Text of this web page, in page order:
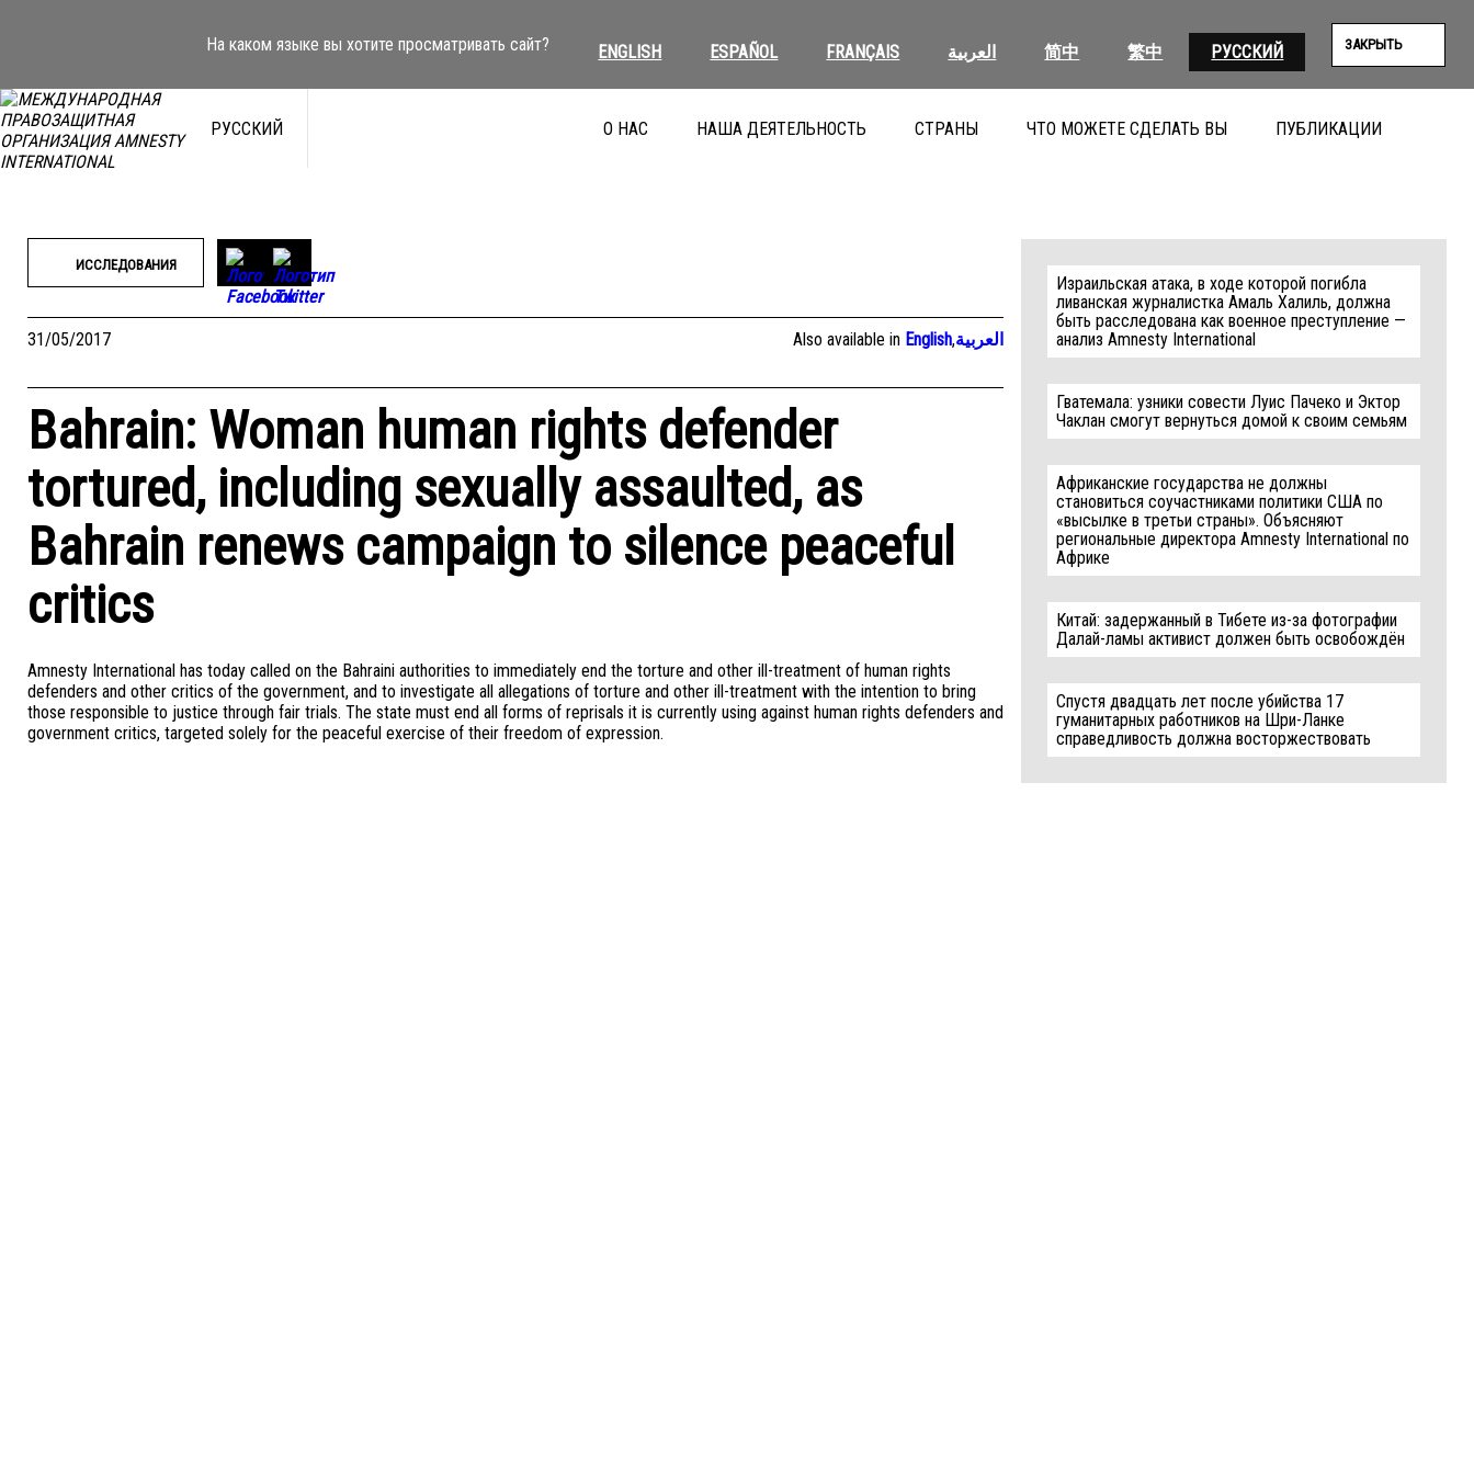
На каком языке вы хотите просматривать сайт? ENGLISH ESPAÑOL FRANÇAIS العربية 简中 繁中 РУССКИЙ ЗАКРЫТЬ
РУССКИЙ О НАС НАША ДЕЯТЕЛЬНОСТЬ СТРАНЫ ЧТО МОЖЕТЕ СДЕЛАТЬ ВЫ ПУБЛИКАЦИИ
ИССЛЕДОВАНИЯ
31/05/2017 Also available in English,العربية
Bahrain: Woman human rights defender
tortured, including sexually assaulted, as
Bahrain renews campaign to silence peaceful
critics
Amnesty International has today called on the Bahraini authorities to immediately end the torture and other ill-treatment of human rights
defenders and other critics of the government, and to investigate all allegations of torture and other ill-treatment with the intention to bring
those responsible to justice through fair trials. The state must end all forms of reprisals it is currently using against human rights defenders and
government critics, targeted solely for the peaceful exercise of their freedom of expression.
Израильская атака, в ходе которой погибла
ливанская журналистка Амаль Халиль, должна
быть расследована как военное преступление —
анализ Amnesty International
Гватемала: узники совести Луис Пачеко и Эктор
Чаклан смогут вернуться домой к своим семьям
Африканские государства не должны
становиться соучастниками политики США по
«высылке в третьи страны». Объясняют
региональные директора Amnesty International по
Африке
Китай: задержанный в Тибете из-за фотографии
Далай-ламы активист должен быть освобождён
Спустя двадцать лет после убийства 17
гуманитарных работников на Шри-Ланке
справедливость должна восторжествовать